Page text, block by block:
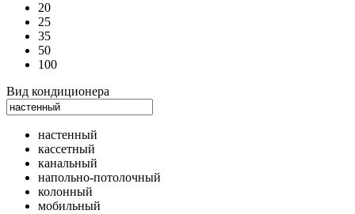
20
25
35
50
100
Вид кондиционера
настенный
кассетный
канальный
напольно-потолочный
колонный
мобильный